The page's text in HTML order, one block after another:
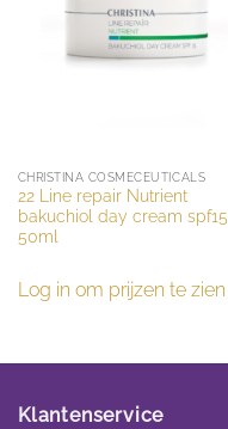
CHRISTINA COSMECEUTICALS
22 Line repair Nutrient
bakuchiol day cream spf15
50ml
Log in om prijzen te zien
Klantenservice